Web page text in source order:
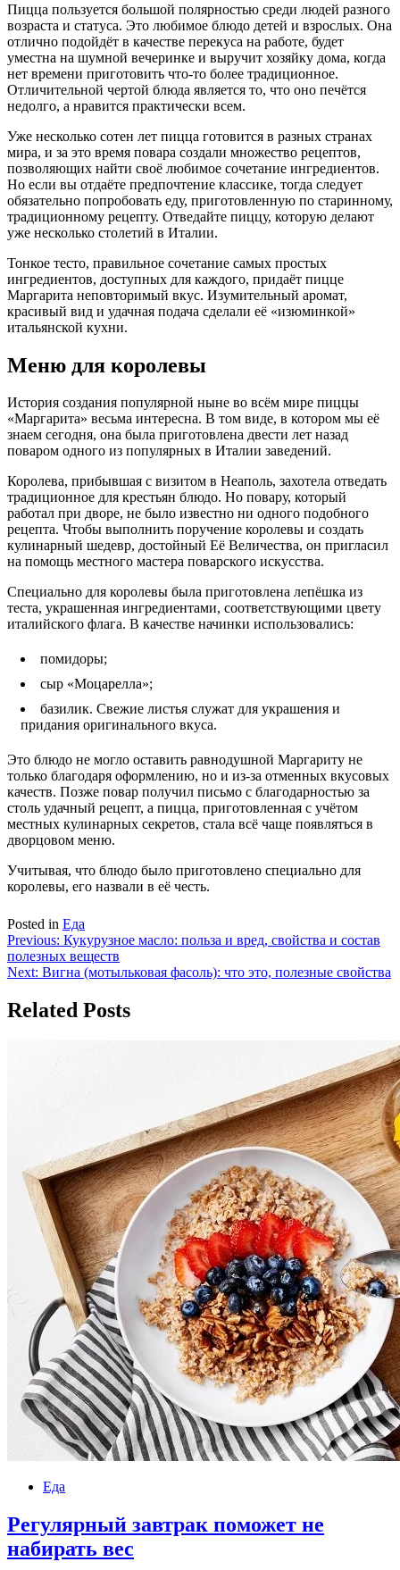
Пицца пользуется большой полярностью среди людей разного
возраста и статуса. Это любимое блюдо детей и взрослых. Она
отлично подойдёт в качестве перекуса на работе, будет
уместна на шумной вечеринке и выручит хозяйку дома, когда
нет времени приготовить что-то более традиционное.
Отличительной чертой блюда является то, что оно печётся
недолго, а нравится практически всем.
Уже несколько сотен лет пицца готовится в разных странах
мира, и за это время повара создали множество рецептов,
позволяющих найти своё любимое сочетание ингредиентов.
Но если вы отдаёте предпочтение классике, тогда следует
обязательно попробовать еду, приготовленную по старинному,
традиционному рецепту. Отведайте пиццу, которую делают
уже несколько столетий в Италии.
Тонкое тесто, правильное сочетание самых простых
ингредиентов, доступных для каждого, придаёт пицце
Маргарита неповторимый вкус. Изумительный аромат,
красивый вид и удачная подача сделали её «изюминкой»
итальянской кухни.
Меню для королевы
История создания популярной ныне во всём мире пиццы
«Маргарита» весьма интересна. В том виде, в котором мы её
знаем сегодня, она была приготовлена двести лет назад
поваром одного из популярных в Италии заведений.
Королева, прибывшая с визитом в Неаполь, захотела отведать
традиционное для крестьян блюдо. Но повару, который
работал при дворе, не было известно ни одного подобного
рецепта. Чтобы выполнить поручение королевы и создать
кулинарный шедевр, достойный Её Величества, он пригласил
на помощь местного мастера поварского искусства.
Специально для королевы была приготовлена лепёшка из
теста, украшенная ингредиентами, соответствующими цвету
италийского флага. В качестве начинки использовались:
помидоры;
сыр «Моцарелла»;
базилик. Свежие листья служат для украшения и
придания оригинального вкуса.
Это блюдо не могло оставить равнодушной Маргариту не
только благодаря оформлению, но и из-за отменных вкусовых
качеств. Позже повар получил письмо с благодарностью за
столь удачный рецепт, а пицца, приготовленная с учётом
местных кулинарных секретов, стала всё чаще появляться в
дворцовом меню.
Учитывая, что блюдо было приготовлено специально для
королевы, его назвали в её честь.
Posted in Еда
Навигация
по
Previous: Кукурузное масло: польза и вред, свойства и состав
полезных веществ
Next: Вигна (мотыльковая фасоль): что это, полезные свойства
Related Posts
Еда
Регулярный завтрак поможет не
набирать вес